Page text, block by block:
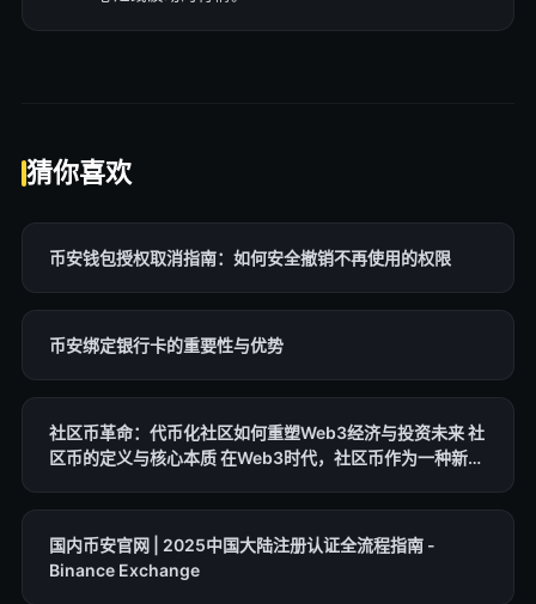
猜你喜欢
币安钱包授权取消指南：如何安全撤销不再使用的权限
币安绑定银行卡的重要性与优势
社区币革命：代币化社区如何重塑Web3经济与投资未来 社
区币的定义与核心本质 在Web3时代，社区币作为一种新兴
价值的数字货币，通常基于区块链技术发行，用于激励成员
互动、奖励参与并强化社区忠诚度。与传统加密货币不同，
社区币的价值不依赖于单纯的技术创新或实用功能，而是源
于社交互动、meme文化和集体治理机制。
国内币安官网 | 2025中国大陆注册认证全流程指南 -
Binance Exchange